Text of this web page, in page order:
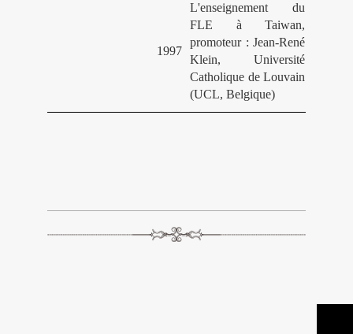
1997
L'enseignement du
FLE à Taiwan,
promoteur : Jean-René
Klein, Université
Catholique de Louvain
(UCL, Belgique)